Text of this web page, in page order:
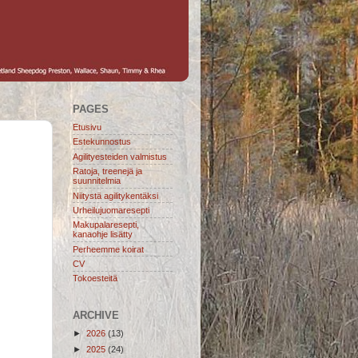
PAGES
Etusivu
Estekunnostus
Agilityesteiden valmistus
Ratoja, treenejä ja
suunnitelmia
Niitystä agilitykentäksi
Urheilujuomaresepti
Makupalaresepti,
kanaohje lisätty
Perheemme koirat
CV
Tokoesteitä
ARCHIVE
► 2026 (13)
► 2025 (24)